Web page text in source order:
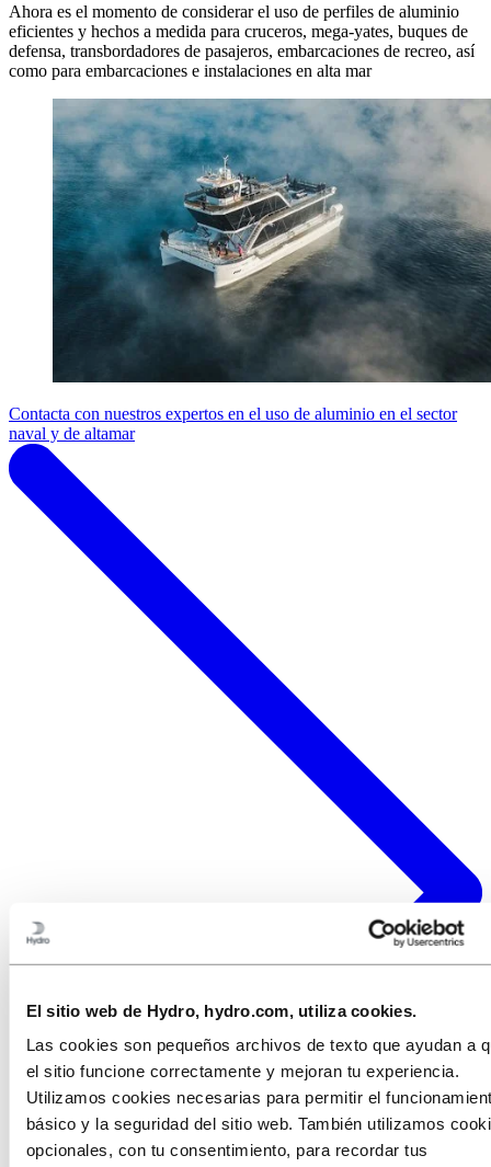
El sitio web de Hydro, hydro.com, utiliza cookies.
Las cookies son pequeños archivos de texto que ayudan a
el sitio funcione correctamente y mejoran tu experiencia.
Utilizamos cookies necesarias para permitir el
básico y la seguridad del sitio web. También utilizamos
opcionales, con tu consentimiento, para recordar tus
Ahora es el momento de considerar el uso de perfiles de aluminio
eficientes y hechos a medida para cruceros, mega-yates, buques de
defensa, transbordadores de pasajeros, embarcaciones de recreo, así
como para embarcaciones e instalaciones en alta mar
Contacta con nuestros expertos en el uso de aluminio en el sector
naval y de altamar